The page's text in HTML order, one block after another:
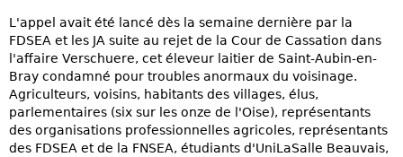
L'appel avait été lancé dès la semaine dernière par la
FDSEA et les JA suite au rejet de la Cour de Cassation dans
l'affaire Verschuere, cet éleveur laitier de Saint-Aubin-en-
Bray condamné pour troubles anormaux du voisinage.
Agriculteurs, voisins, habitants des villages, élus,
parlementaires (six sur les onze de l'Oise), représentants
des organisations professionnelles agricoles, représentants
des FDSEA et de la FNSEA, étudiants d'UniLaSalle Beauvais,